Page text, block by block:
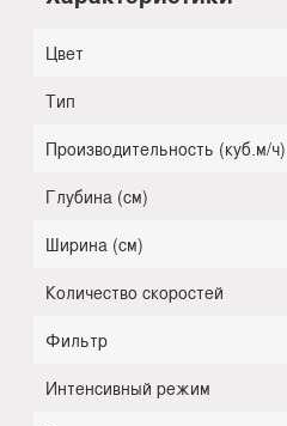
Цвет
Тип
Производительность (куб.м/ч)
Глубина (см)
Ширина (см)
Количество скоростей
Фильтр
Интенсивный режим